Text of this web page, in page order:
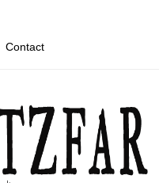
Contact